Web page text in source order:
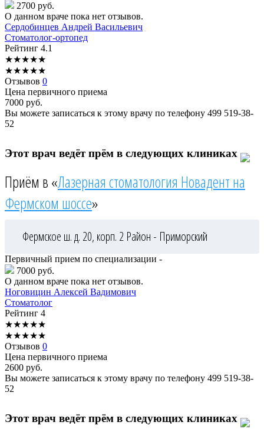
2700 руб.
О данном враче пока нет отзывов.
Сердобинцев Андрей Васильевич
Стоматолог-ортопед
Рейтинг 4.1
★★★★★
★★★★★
Отзывов 0
Цена первичного приема
7000 руб.
Вы можете записаться к этому врачу по телефону 499 519-38-
52
Этот врач ведёт прём в следующих клиниках
Приём в «Лазерная стоматология Новадент на
Фермском шоссе»
Фермское ш. д. 20, корп. 2 Район - Приморский
Первичный прием по специализации -
7000 руб.
О данном враче пока нет отзывов.
Ноговицин Алексей Вадимович
Стоматолог
Рейтинг 4
★★★★★
★★★★★
Отзывов 0
Цена первичного приема
2600 руб.
Вы можете записаться к этому врачу по телефону 499 519-38-
52
Этот врач ведёт прём в следующих клиниках